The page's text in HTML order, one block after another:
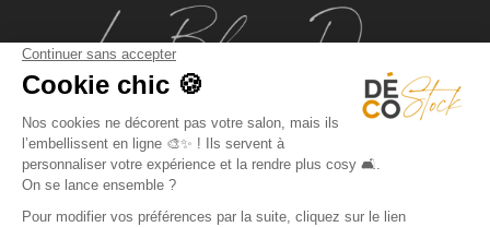
Qui sommes-nous? Dossier de presse
Espace pro
Politique de confidentialité
Livraison